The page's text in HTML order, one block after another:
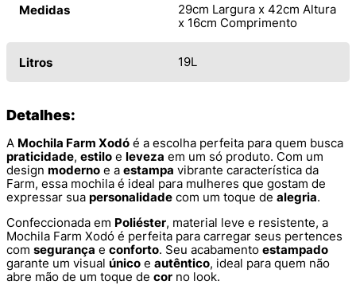
Medidas
29cm Largura x 42cm Altura
x 16cm Comprimento
Litros 19L
Detalhes:
A Mochila Farm Xodó é a escolha perfeita para quem busca
praticidade, estilo e leveza em um só produto. Com um
design moderno e a estampa vibrante característica da
Farm, essa mochila é ideal para mulheres que gostam de
expressar sua personalidade com um toque de alegria.
Confeccionada em Poliéster, material leve e resistente, a
Mochila Farm Xodó é perfeita para carregar seus pertences
com segurança e conforto. Seu acabamento estampado
garante um visual único e autêntico, ideal para quem não
abre mão de um toque de cor no look.